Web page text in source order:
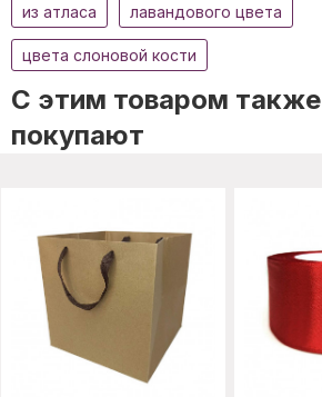
из атласа лавандового цвета
цвета слоновой кости
C этим товаром также
покупают